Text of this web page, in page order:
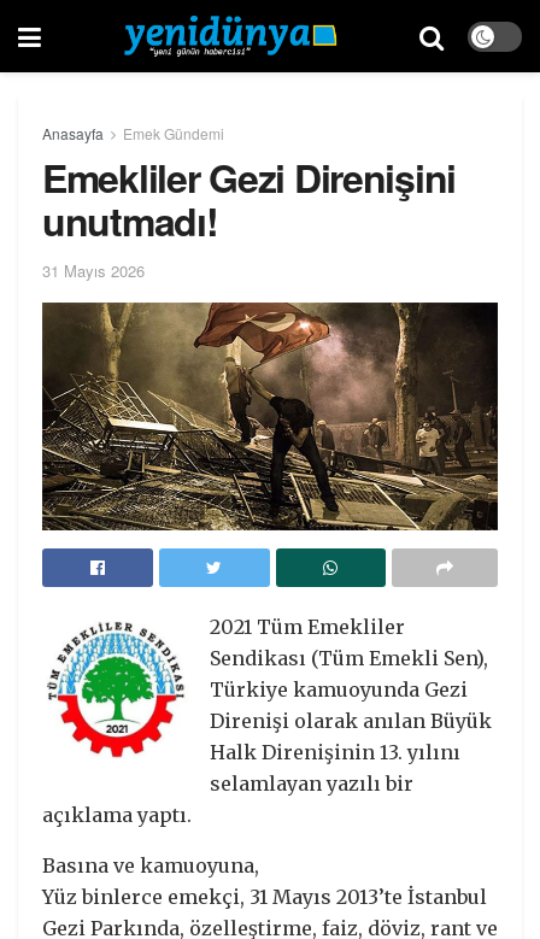
Anasayfa Emek Gündemi
Emekliler Gezi Direnişini
unutmadı!
31 Mayıs 2026
2021 Tüm Emekliler
Sendikası (Tüm Emekli Sen),
Türkiye kamuoyunda Gezi
Direnişi olarak anılan Büyük
Halk Direnişinin 13. yılını
selamlayan yazılı bir
açıklama yaptı.
Basına ve kamuoyuna,
Yüz binlerce emekçi, 31 Mayıs 2013’te İstanbul
Gezi Parkında, özelleştirme, faiz, döviz, rant ve